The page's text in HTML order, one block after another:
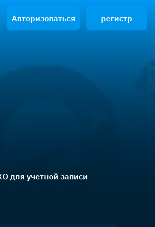
Авторизоваться регистр
для учетной записи